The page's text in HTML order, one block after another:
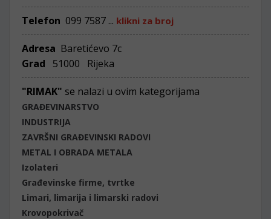
Telefon 099 7587 ... klikni za broj
Adresa Baretićevo 7c
Grad
51000 Rijeka
"RIMAK" se nalazi u ovim kategorijama
GRAĐEVINARSTVO
INDUSTRIJA
ZAVRŠNI GRAĐEVINSKI RADOVI
METAL I OBRADA METALA
Izolateri
Građevinske firme, tvrtke
Limari, limarija i limarski radovi
Krovopokrivač